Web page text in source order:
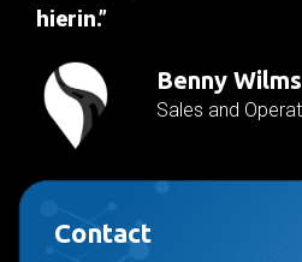
hierin.”
Benny Wilms
Sales and
Contact